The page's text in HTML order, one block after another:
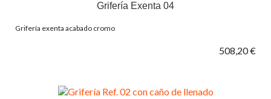
Grifería Exenta 04
Grifería exenta acabado cromo
508,20 €